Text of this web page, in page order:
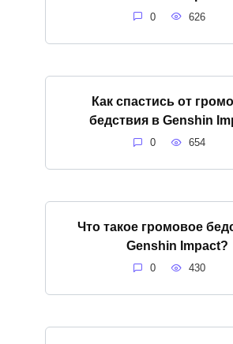
0 626
Как спастись от
бедствия в Genshin
0 654
Что такое громовое
Genshin Impact?
0 430